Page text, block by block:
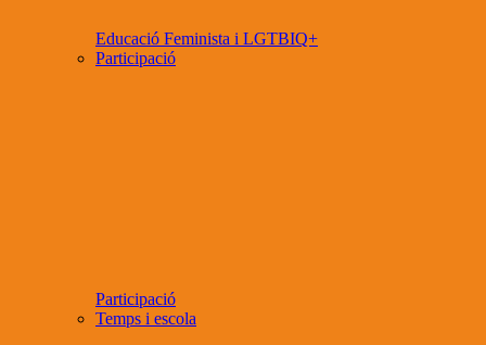
Educació Feminista i LGTBIQ+
Participació
Participació
Temps i escola